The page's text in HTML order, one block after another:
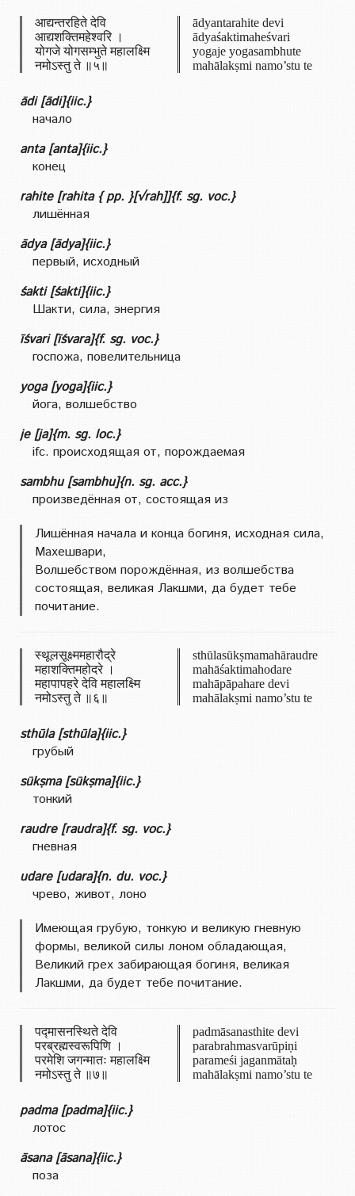
आद्यन्तरहिते देवि
आद्यशक्तिमहेश्वरि ।
योगजे योगसम्भुते महालक्ष्मि
नमोऽस्तु ते ॥५॥
ādyantarahite devi
ādyaśaktimaheśvari
yogaje yogasambhute
mahālakṣmi namo’stu te
ādi [ādi]{iic.}
начало
anta [anta]{iic.}
конец
rahite [rahita { pp. }[√rah]]{f. sg. voc.}
лишённая
ādya [ādya]{iic.}
первый, исходный
śakti [śakti]{iic.}
Шакти, сила, энергия
īśvari [īśvara]{f. sg. voc.}
госпожа, повелительница
yoga [yoga]{iic.}
йога, волшебство
je [ja]{m. sg. loc.}
ifc. происходящая от, порождаемая
sambhu [sambhu]{n. sg. acc.}
произведённая от, состоящая из
Лишённая начала и конца богиня, исходная сила,
Махешвари,
Волшебством порождённая, из волшебства
состоящая, великая Лакшми, да будет тебе
почитание.
स्थूलसूक्ष्ममहारौद्रे
महाशक्तिमहोदरे ।
महापापहरे देवि महालक्ष्मि
नमोऽस्तु ते ॥‌६॥
sthūlasūkṣmamahāraudre
mahāśaktimahodare
mahāpāpahare devi
mahālakṣmi namo’stu te
sthūla [sthūla]{iic.}
грубый
sūkṣma [sūkṣma]{iic.}
тонкий
raudre [raudra]{f. sg. voc.}
гневная
udare [udara]{n. du. voc.}
чрево, живот, лоно
Имеющая грубую, тонкую и великую гневную
формы, великой силы лоном обладающая,
Великий грех забирающая богиня, великая
Лакшми, да будет тебе почитание.
पद्मासनस्थिते देवि
परब्रह्मस्वरूपिणि ।
परमेशि जगन्मातः महालक्ष्मि
नमोऽस्तु ते ॥७॥
padmāsanasthite devi
parabrahmasvarūpiṇi
parameśi jaganmātaḥ
mahālakṣmi namo’stu te
padma [padma]{iic.}
лотос
āsana [āsana]{iic.}
поза